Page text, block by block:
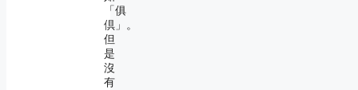
「俱
倶」。
但
是
沒
有